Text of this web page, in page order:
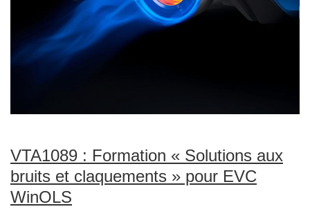
VTA1089 : Formation « Solutions aux
bruits et claquements » pour EVC
WinOLS